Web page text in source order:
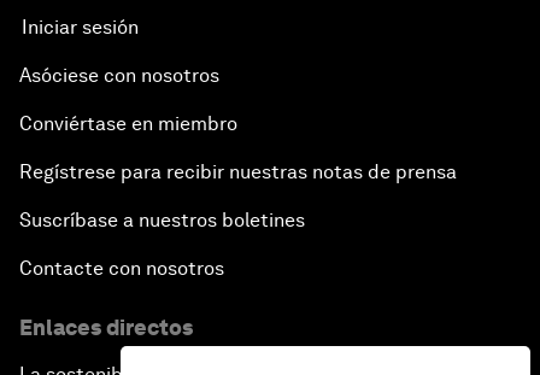
Iniciar sesión
Asóciese con nosotros
Conviértase en miembro
Regístrese para recibir nuestras notas de prensa
Suscríbase a nuestros boletines
Contacte con nosotros
Enlaces directos